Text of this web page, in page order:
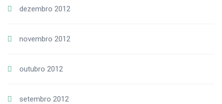
dezembro 2012
novembro 2012
outubro 2012
setembro 2012